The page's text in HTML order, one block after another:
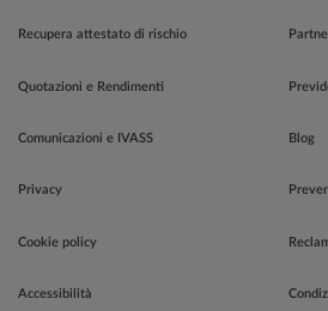
Recupera attestato di rischio
Quotazioni e Rendimenti
Comunicazioni e IVASS
Privacy
Cookie policy
Accessibilità
Blog